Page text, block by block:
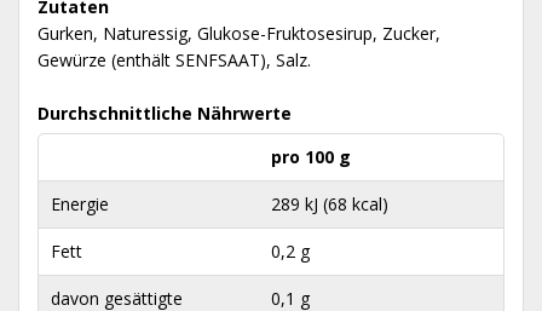
Zutaten
Gurken, Naturessig, Glukose-Fruktosesirup, Zucker,
Gewürze (enthält SENFSAAT), Salz.
Durchschnittliche Nährwerte
pro 100 g
Energie 289 kJ (68 kcal)
Fett 0,2 g
davon gesättigte
0,1 g